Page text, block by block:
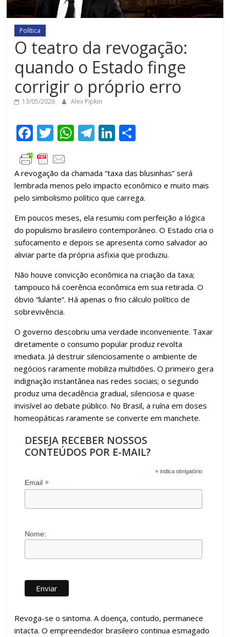
Política
O teatro da revogação:
quando o Estado finge
corrigir o próprio erro
13/05/2026 Alex Pipkin
F
ac
e
b
o
o
k
T
w
itt
er
W
at
s
A
p
p
T
e
gr
a
m
Li
e
dI
n
m
p
ar
til
h
ar
A revogação da chamada “taxa das blusinhas” será
lembrada menos pelo impacto econômico e muito mais
pelo simbolismo político que carrega.
Em poucos meses, ela resumiu com perfeição a lógica
do populismo brasileiro contemporâneo. O Estado cria o
sufocamento e depois se apresenta como salvador ao
aliviar parte da própria asfixia que produziu.
Não houve convicção econômica na criação da taxa;
tampouco há coerência econômica em sua retirada. O
óbvio “lulante”. Há apenas o frio cálculo político de
sobrevivência.
O governo descobriu uma verdade inconveniente. Taxar
diretamente o consumo popular produz revolta
imediata. Já destruir silenciosamente o ambiente de
negócios raramente mobiliza multidões. O primeiro gera
indignação instantânea nas redes sociais; o segundo
produz uma decadência gradual, silenciosa e quase
invisível ao debate público. No Brasil, a ruína em doses
homeopáticas raramente se converte em manchete.
DESEJA RECEBER NOSSOS
CONTEÚDOS POR E-MAIL?
* indica obrigatório
Email*
Nome:
Revoga-se o sintoma. A doença, contudo, permanece
intacta. O empreendedor brasileiro continua esmagado